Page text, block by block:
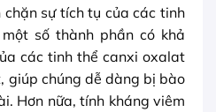
sự tích tụ của các tinh
số thành phần có khả
các tinh thể canxi oxalat
giúp chúng dễ dàng bị bào
Hơn nữa, tính kháng viêm